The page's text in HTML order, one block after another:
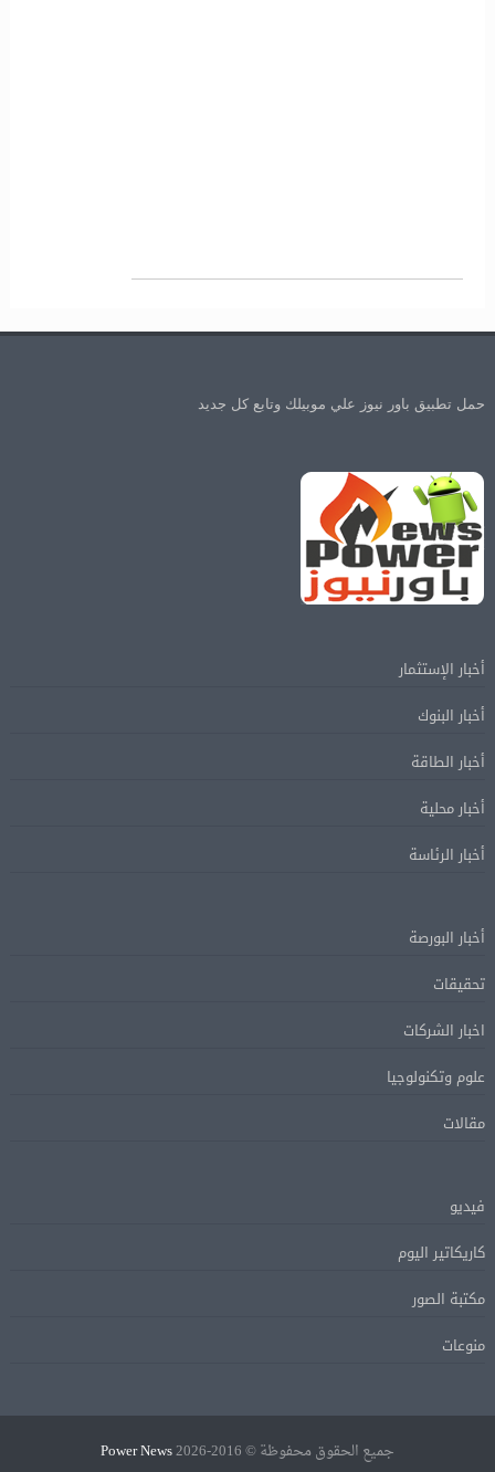
حمل تطبيق باور نيوز علي موبيلك وتابع كل جديد
أخبار الإستثمار
أخبار البنوك
أخبار الطاقة
أخبار محلية
أخبار الرئاسة
أخبار البورصة
تحقيقات
اخبار الشركات
علوم وتكنولوجيا
مقالات
فيديو
كاريكاتير اليوم
مكتبة الصور
منوعات
جميع الحقوق محفوظة © 2016-2026 Power News